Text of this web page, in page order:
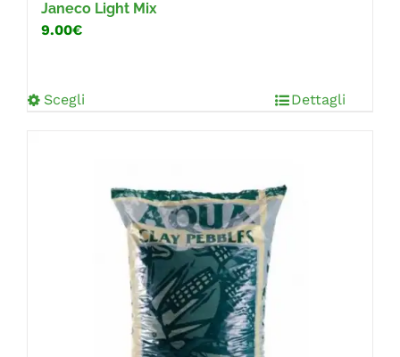
Janeco Light Mix
9.00€
Scegli Dettagli